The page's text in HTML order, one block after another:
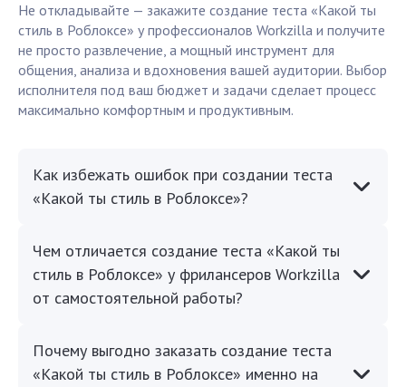
Не откладывайте — закажите создание теста «Какой ты
стиль в Роблоксе» у профессионалов Workzilla и получите
не просто развлечение, а мощный инструмент для
общения, анализа и вдохновения вашей аудитории. Выбор
исполнителя под ваш бюджет и задачи сделает процесс
максимально комфортным и продуктивным.
Как избежать ошибок при создании теста
«Какой ты стиль в Роблоксе»?
Чем отличается создание теста «Какой ты
стиль в Роблоксе» у фрилансеров Workzilla
от самостоятельной работы?
Почему выгодно заказать создание теста
«Какой ты стиль в Роблоксе» именно на